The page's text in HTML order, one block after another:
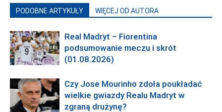
PODOBNE ARTYKUŁY WIĘCEJ OD AUTORA
Real Madryt – Fiorentina
podsumowanie meczu i skrót
(01.08.2026)
Czy Jose Mourinho zdoła poukładać
wielkie gwiazdy Realu Madryt w
zgraną drużynę?